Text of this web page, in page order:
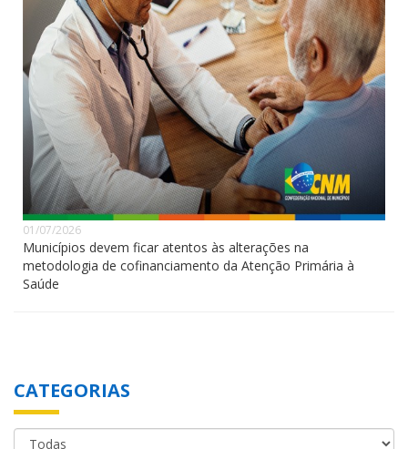
01/07/2026
Municípios devem ficar atentos às alterações na
metodologia de cofinanciamento da Atenção Primária à
Saúde
CATEGORIAS